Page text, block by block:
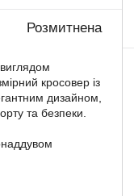
Розмитнена
кросовер із
дизайном,
та безпеки.